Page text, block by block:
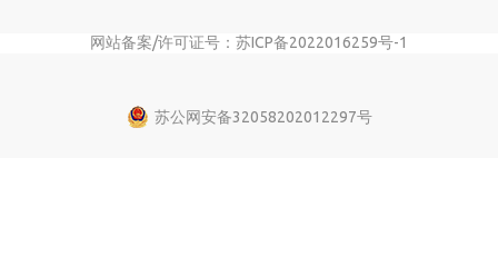
网站备案/许可证号：苏ICP备2022016259号-1
苏公网安备32058202012297号